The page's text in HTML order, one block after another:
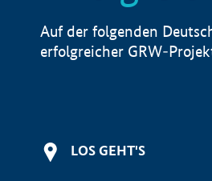
Auf der folgenden
erfolgreicher GRW-
LOS GEHT'S